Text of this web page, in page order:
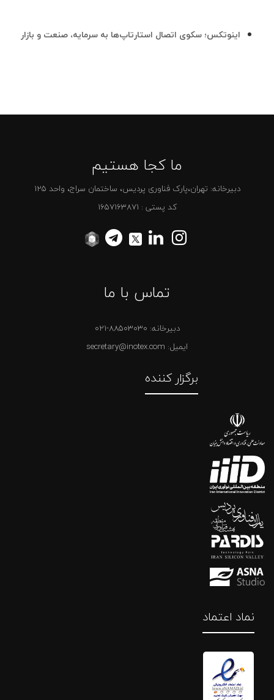
اینوتکس؛ سکوی اتصال استارتاپ‌ها به سرمایه، صنعت و بازار
ما کجا هستیم
دبیرخانه: تهران،پارک فناوری پردیس، ساختمان سراج، واحد 125
کد پستی : 1657163871
تماس با ما
دبیرخانه: 021-88503030
ایمیل: secretary@inotex.com
برگزار کننده
نماد اعتماد